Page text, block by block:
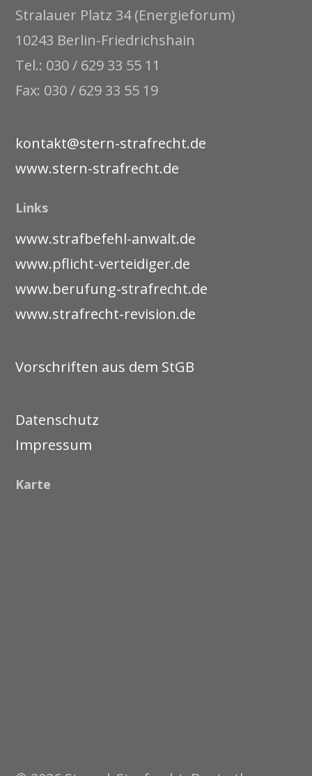
Stralauer Platz 34 (Energieforum)
10243 Berlin-Friedrichshain
Tel.: 030 / 629 33 55 11
Fax: 030 / 629 33 55 19
kontakt@stern-strafrecht.de
www.stern-strafrecht.de
Links
www.strafbefehl-anwalt.de
www.pflicht-verteidiger.de
www.berufung-strafrecht.de
www.strafrecht-revision.de
Vorschriften aus dem StGB
Datenschutz
Impressum
Karte